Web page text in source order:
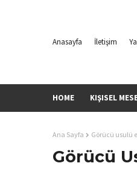
Anasayfa İletişim
HOME KIŞISEL
Ana Sayfa Görücü usulü
Görücü